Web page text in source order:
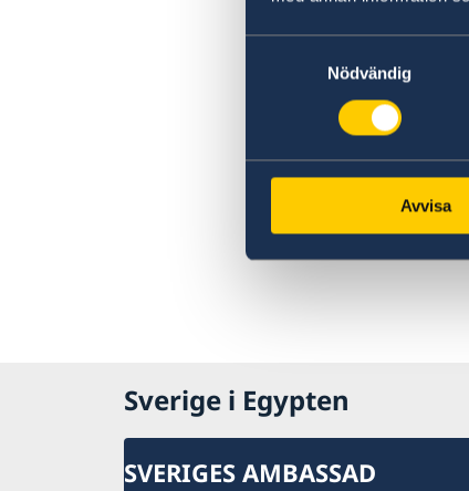
Nödvändig
Avvisa
Sverige i Egypten
SVERIGES AMBASSAD